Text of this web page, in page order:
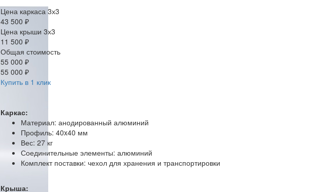
Цена каркаса 3х3
43 500 ₽
Цена крыши 3х3
11 500 ₽
Общая стоимость
55 000 ₽
55 000 ₽
Купить в 1 клик
Каркас:
Материал: анодированный алюминий
Профиль: 40x40 мм
Вес: 27 кг
Соединительные элементы: алюминий
Комплект поставки: чехол для хранения и транспортировки
Крыша: